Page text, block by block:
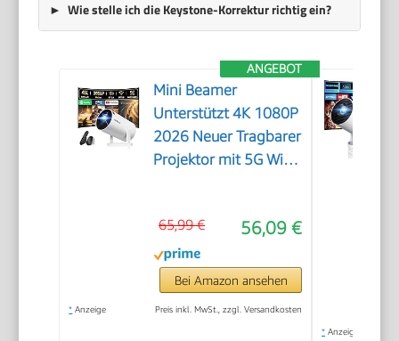
Wie stelle ich die Keystone-Korrektur richtig ein?
ANGEBOT
Mini Beamer
Unterstützt 4K 1080P
2026 Neuer Tragbarer
Projektor mit 5G WiFi
Automatische
Trapezialkorrektur
180 ° Drehung für
HDMI/Tv
Stick/USB/Laptop,
56,09 €
65,99 €
Bei Amazon ansehen
* Anzeige Preis inkl. MwSt., zzgl. Versandkosten
* Anzeige